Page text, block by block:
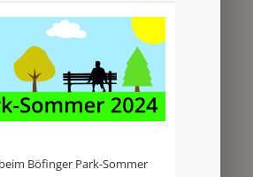
Böfinger Park-Sommer